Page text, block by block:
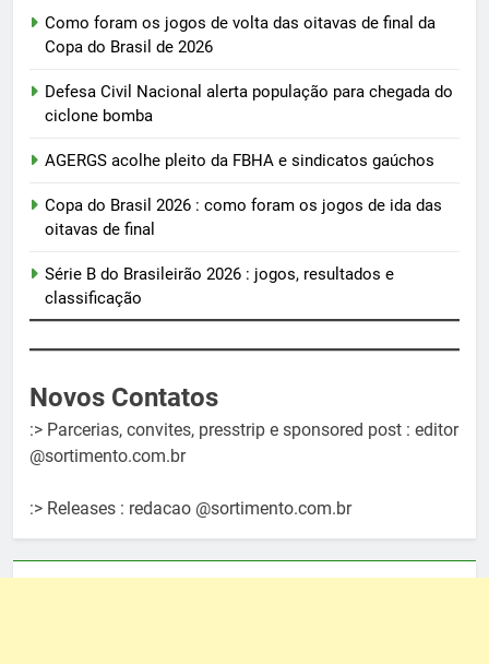
Como foram os jogos de volta das oitavas de final da
Copa do Brasil de 2026
Defesa Civil Nacional alerta população para chegada do
ciclone bomba
AGERGS acolhe pleito da FBHA e sindicatos gaúchos
Copa do Brasil 2026 : como foram os jogos de ida das
oitavas de final
Série B do Brasileirão 2026 : jogos, resultados e
classificação
Novos Contatos
:> Parcerias, convites, presstrip e sponsored post : editor
@sortimento.com.br
:> Releases : redacao @sortimento.com.br